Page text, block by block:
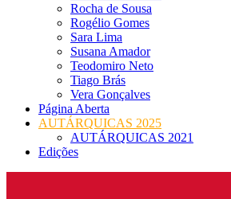
Rocha de Sousa
Rogélio Gomes
Sara Lima
Susana Amador
Teodomiro Neto
Tiago Brás
Vera Gonçalves
Página Aberta
AUTÁRQUICAS 2025
AUTÁRQUICAS 2021
Edições